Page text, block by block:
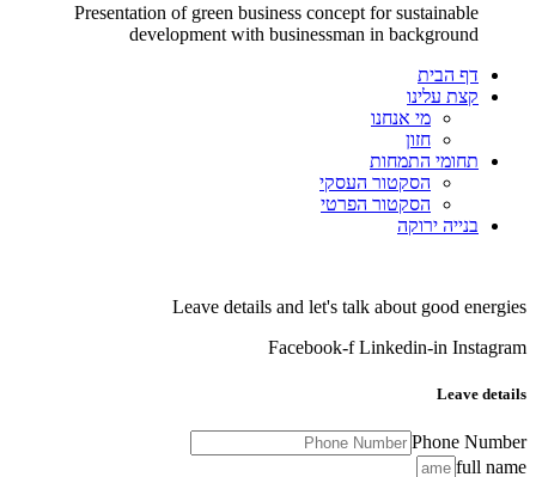
Presentation of green business concept for sustainable
development with businessman in background
דף הבית
קצת עלינו
מי אנחנו
חזון
תחומי התמחות
הסקטור העסקי
הסקטור הפרטי
בנייה ירוקה
Leave details and let's talk about good energies
Facebook-f Linkedin-in Instagram
Leave details
Phone Number
full name